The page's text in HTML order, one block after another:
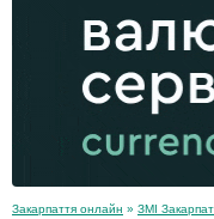
Закарпаття онлайн » ЗМІ